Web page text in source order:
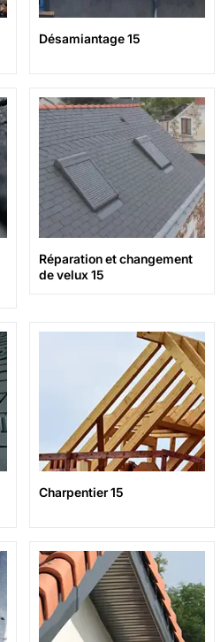
Désamiantage 15
Réparation et changement
de velux 15
Charpentier 15